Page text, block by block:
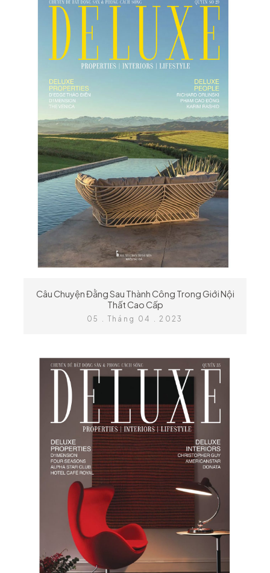
Câu Chuyện Đằng Sau Thành Công Trong Giới Nội
Thất Cao Cấp
05 . Tháng 04 . 2023